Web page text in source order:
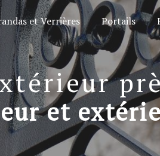
et Verrières Portails
et